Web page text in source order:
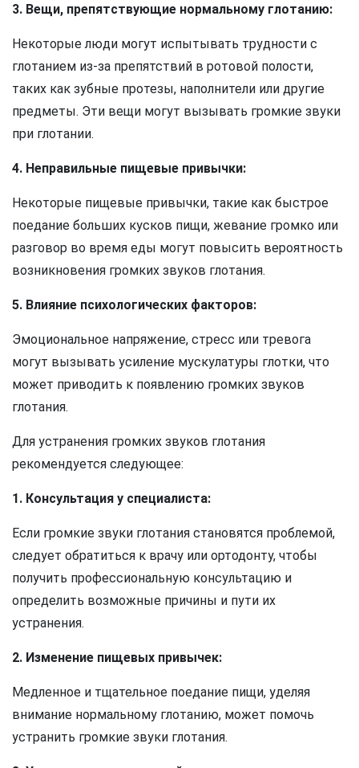
3. Вещи, препятствующие нормальному глотанию:
Некоторые люди могут испытывать трудности с
глотанием из-за препятствий в ротовой полости,
таких как зубные протезы, наполнители или другие
предметы. Эти вещи могут вызывать громкие звуки
при глотании.
4. Неправильные пищевые привычки:
Некоторые пищевые привычки, такие как быстрое
поедание больших кусков пищи, жевание громко или
разговор во время еды могут повысить вероятность
возникновения громких звуков глотания.
5. Влияние психологических факторов:
Эмоциональное напряжение, стресс или тревога
могут вызывать усиление мускулатуры глотки, что
может приводить к появлению громких звуков
глотания.
Для устранения громких звуков глотания
рекомендуется следующее:
1. Консультация у специалиста:
Если громкие звуки глотания становятся проблемой,
следует обратиться к врачу или ортодонту, чтобы
получить профессиональную консультацию и
определить возможные причины и пути их
устранения.
2. Изменение пищевых привычек:
Медленное и тщательное поедание пищи, уделяя
внимание нормальному глотанию, может помочь
устранить громкие звуки глотания.